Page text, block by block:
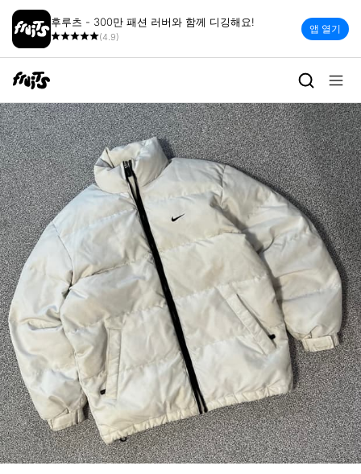
후루츠 - 300만 패션 러버와 함께 디깅해요!
(4.9)
앱 열기